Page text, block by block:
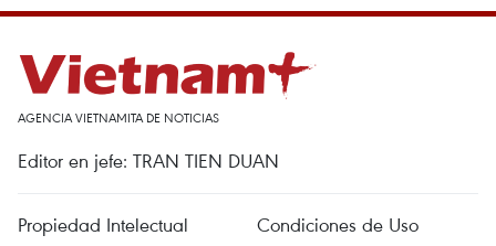
AGENCIA VIETNAMITA DE NOTICIAS
Editor en jefe: TRAN TIEN DUAN
Propiedad Intelectual
Condiciones de Uso